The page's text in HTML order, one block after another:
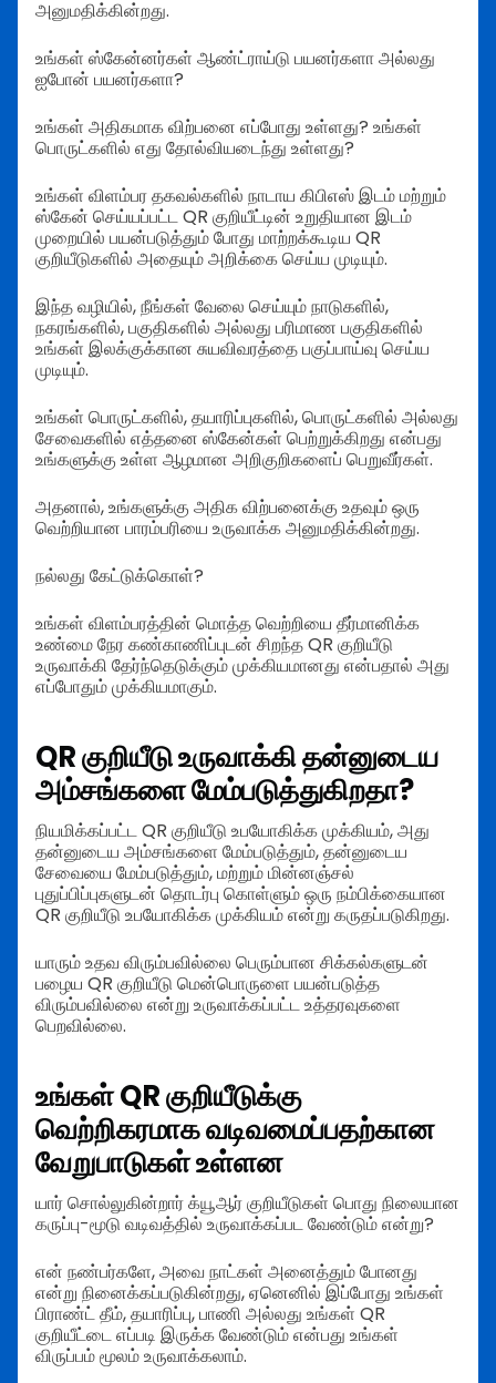
அனுமதிக்கின்றது.
உங்கள் ஸ்கேன்னர்கள் ஆண்ட்ராய்டு பயனர்களா அல்லது
ஐபோன் பயனர்களா?
உங்கள் அதிகமாக விற்பனை எப்போது உள்ளது? உங்கள்
பொருட்களில் எது தோல்வியடைந்து உள்ளது?
உங்கள் விளம்பர தகவல்களில் நாடாய கிபிஎஸ் இடம் மற்றும்
ஸ்கேன் செய்யப்பட்ட QR குறியீட்டின் உறுதியான இடம்
முறையில் பயன்படுத்தும் போது மாற்றக்கூடிய QR
குறியீடுகளில் அதையும் அறிக்கை செய்ய முடியும்.
இந்த வழியில், நீங்கள் வேலை செய்யும் நாடுகளில்,
நகரங்களில், பகுதிகளில் அல்லது பரிமாண பகுதிகளில்
உங்கள் இலக்குக்கான சுயவிவரத்தை பகுப்பாய்வு செய்ய
முடியும்.
உங்கள் பொருட்களில், தயாரிப்புகளில், பொருட்களில் அல்லது
சேவைகளில் எத்தனை ஸ்கேன்கள் பெற்றுக்கிறது என்பது
உங்களுக்கு உள்ள ஆழமான அறிகுறிகளைப் பெறுவீர்கள்.
அதனால், உங்களுக்கு அதிக விற்பனைக்கு உதவும் ஒரு
வெற்றியான பாரம்பரியை உருவாக்க அனுமதிக்கின்றது.
நல்லது கேட்டுக்கொள்?
உங்கள் விளம்பரத்தின் மொத்த வெற்றியை தீர்மானிக்க
உண்மை நேர கண்காணிப்புடன் சிறந்த QR குறியீடு
உருவாக்கி தேர்ந்தெடுக்கும் முக்கியமானது என்பதால் அது
எப்போதும் முக்கியமாகும்.
QR குறியீடு உருவாக்கி தன்னுடைய
அம்சங்களை மேம்படுத்துகிறதா?
நியமிக்கப்பட்ட QR குறியீடு உபயோகிக்க முக்கியம், அது
தன்னுடைய அம்சங்களை மேம்படுத்தும், தன்னுடைய
சேவையை மேம்படுத்தும், மற்றும் மின்னஞ்சல்
புதுப்பிப்புகளுடன் தொடர்பு கொள்ளும் ஒரு நம்பிக்கையான
QR குறியீடு உபயோகிக்க முக்கியம் என்று கருதப்படுகிறது.
யாரும் உதவ விரும்பவில்லை பெரும்பான சிக்கல்களுடன்
பழைய QR குறியீடு மென்பொருளை பயன்படுத்த
விரும்பவில்லை என்று உருவாக்கப்பட்ட உத்தரவுகளை
பெறவில்லை.
உங்கள் QR குறியீடுக்கு
வெற்றிகரமாக வடிவமைப்பதற்கான
வேறுபாடுகள் உள்ளன
யார் சொல்லுகின்றார் க்யூஆர் குறியீடுகள் பொது நிலையான
கருப்பு-மூடு வடிவத்தில் உருவாக்கப்பட வேண்டும் என்று?
என் நண்பர்களே, அவை நாட்கள் அனைத்தும் போனது
என்று நினைக்கப்படுகின்றது, ஏனெனில் இப்போது உங்கள்
பிராண்ட் தீம், தயாரிப்பு, பாணி அல்லது உங்கள் QR
குறியீட்டை எப்படி இருக்க வேண்டும் என்பது உங்கள்
விருப்பம் மூலம் உருவாக்கலாம்.